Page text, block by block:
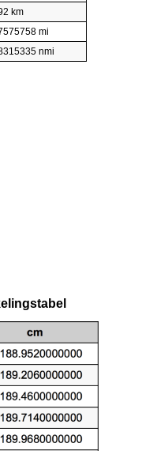
km
mi
nmi